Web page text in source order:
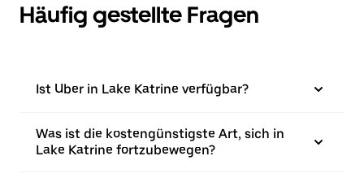
Häufig gestellte Fragen
Ist Uber in Lake Katrine verfügbar?
Was ist die kostengünstigste Art, sich in
Lake Katrine fortzubewegen?